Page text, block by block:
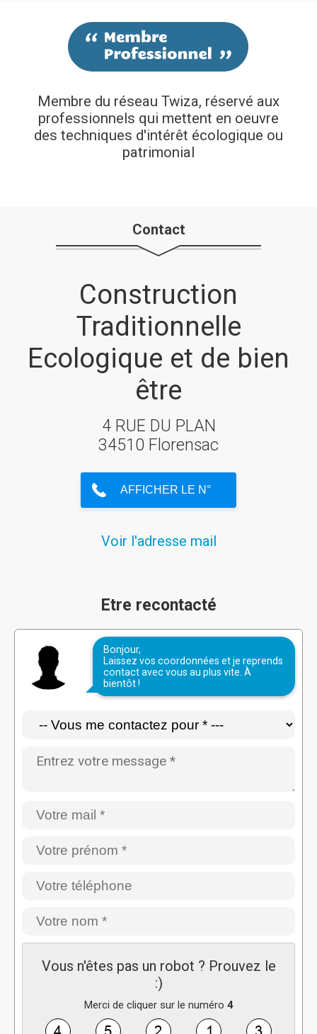
Membre du réseau Twiza, réservé aux
professionnels qui mettent en oeuvre
des techniques d'intérêt écologique ou
patrimonial
Contact
Construction
Traditionnelle
Ecologique et de bien
être
4 RUE DU PLAN
34510 Florensac
Voir l'adresse mail
Etre recontacté
Bonjour,
Laissez vos coordonnées et je reprends
contact avec vous au plus vite. À
bientôt !
Vous n'êtes pas un robot ? Prouvez le
:)
Merci de cliquer sur le numéro 4